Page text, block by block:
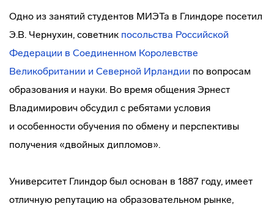
Одно из занятий студентов МИЭТа в Глиндоре посетил
Э.В. Чернухин, советник посольства Российской
Федерации в Соединенном Королевстве
Великобритании и Северной Ирландии по вопросам
образования и науки. Во время общения Эрнест
Владимирович обсудил с ребятами условия
и особенности обучения по обмену и перспективы
получения «двойных дипломов».
Университет Глиндор был основан в 1887 году, имеет
отличную репутацию на образовательном рынке,